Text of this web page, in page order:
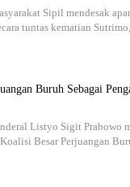
Sipil mendesak
tuntas kematian
Buruh Sebagai
Listyo Sigit Prabowo
Besar Perjuangan